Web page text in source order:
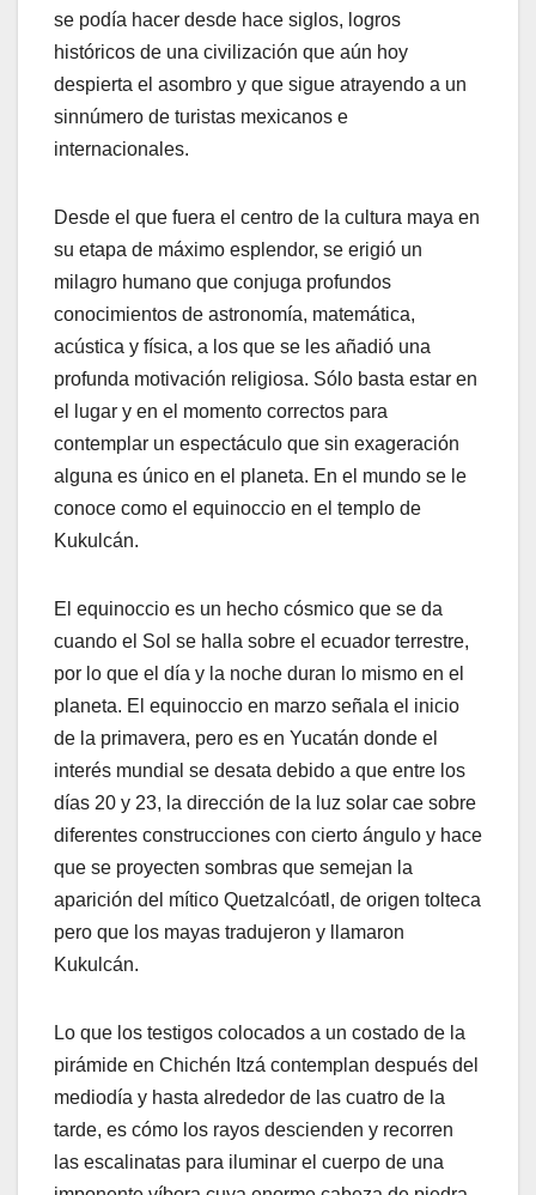
se podía hacer desde hace siglos, logros
históricos de una civilización que aún hoy
despierta el asombro y que sigue atrayendo a un
sinnúmero de turistas mexicanos e
internacionales.
Desde el que fuera el centro de la cultura maya en
su etapa de máximo esplendor, se erigió un
milagro humano que conjuga profundos
conocimientos de astronomía, matemática,
acústica y física, a los que se les añadió una
profunda motivación religiosa. Sólo basta estar en
el lugar y en el momento correctos para
contemplar un espectáculo que sin exageración
alguna es único en el planeta. En el mundo se le
conoce como el equinoccio en el templo de
Kukulcán.
El equinoccio es un hecho cósmico que se da
cuando el Sol se halla sobre el ecuador terrestre,
por lo que el día y la noche duran lo mismo en el
planeta. El equinoccio en marzo señala el inicio
de la primavera, pero es en Yucatán donde el
interés mundial se desata debido a que entre los
días 20 y 23, la dirección de la luz solar cae sobre
diferentes construcciones con cierto ángulo y hace
que se proyecten sombras que semejan la
aparición del mítico Quetzalcóatl, de origen tolteca
pero que los mayas tradujeron y llamaron
Kukulcán.
Lo que los testigos colocados a un costado de la
pirámide en Chichén Itzá contemplan después del
mediodía y hasta alrededor de las cuatro de la
tarde, es cómo los rayos descienden y recorren
las escalinatas para iluminar el cuerpo de una